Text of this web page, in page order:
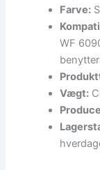
Farve:
WF
Vægt: